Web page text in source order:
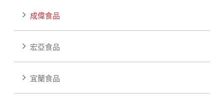
成偉食品
宏亞食品
宜蘭食品